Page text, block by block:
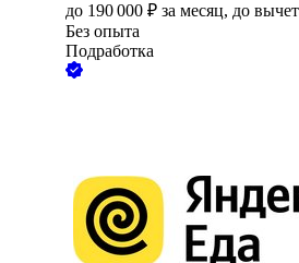
до 190 000 ₽ за месяц, до
Без опыта
Подработка